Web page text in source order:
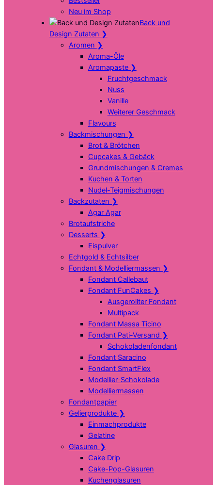
Neu im Shop
Back und
Design Zutaten ❯
Aromen ❯
Aroma-Öle
Aromapaste ❯
Fruchtgeschmack
Nuss
Vanille
Weiterer Geschmack
Flavours
Backmischungen ❯
Brot & Brötchen
Cupcakes & Gebäck
Grundmischungen & Cremes
Kuchen & Torten
Nudel-Teigmischungen
Backzutaten ❯
Agar Agar
Brotaufstriche
Desserts ❯
Eispulver
Echtgold & Echtsilber
Fondant & Modelliermassen ❯
Fondant Callebaut
Fondant FunCakes ❯
Ausgerollter Fondant
Multipack
Fondant Massa Ticino
Fondant Pati-Versand ❯
Schokoladenfondant
Fondant Saracino
Fondant SmartFlex
Modellier-Schokolade
Modelliermassen
Fondantpapier
Gelierprodukte ❯
Einmachprodukte
Gelatine
Glasuren ❯
Cake Drip
Cake-Pop-Glasuren
Kuchenglasuren